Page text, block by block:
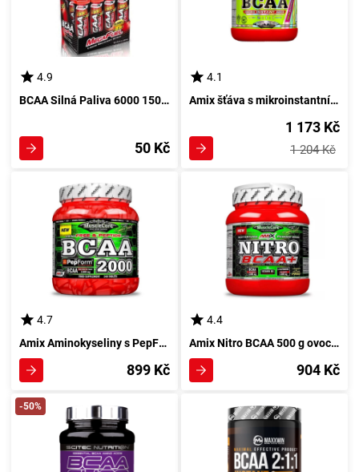
4.9
BCAA Silná Paliva 6000 150ml citrón, limetka
50 Kč
4.1
Amix šťáva s mikroinstantními BCAA 500 g - šťáva s mikroinstantními aminokyselinami pro lepší regeneraci
1 173 Kč
1 204 Kč
4.7
Amix Aminokyseliny s PepForm 240 tablety - 2000 mg BCAA
899 Kč
4.4
Amix Nitro BCAA 500 g ovocný koktejl
904 Kč
-50%